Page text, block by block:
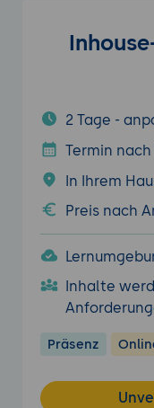
2 Tage -
Termin nach
In Ihrem
Preis nach
Inhalte
Präsenz